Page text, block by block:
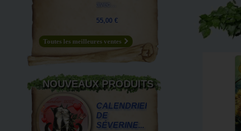
avec...
55,00 €
Toutes les meilleures ventes
NOUVEAUX PRODUITS
CALENDRIER
DE
SÉVERINE...